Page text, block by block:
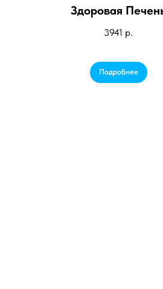
Здоровая
3941 р.
Подробнее